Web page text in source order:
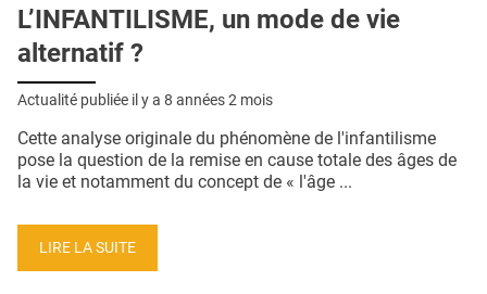
E-REVUE SAD
QUI SOMMES-NOUS ?
CONDITIONS GÉNÉRALES
L’INFANTILISME, un mode de vie
alternatif ?
Actualité publiée il y a 8 années 2 mois
Cette analyse originale du phénomène de l'infantilisme
pose la question de la remise en cause totale des âges de
la vie et notamment du concept de « l'âge ...
LIRE LA SUITE